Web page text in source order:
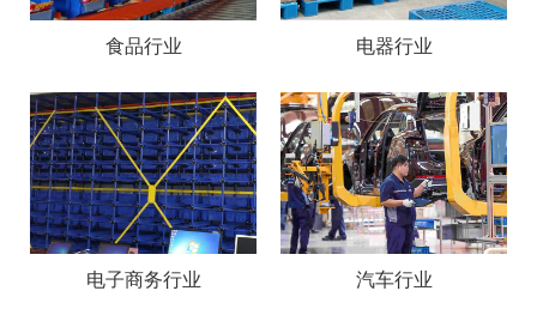
食品行业 电器行业
电子商务行业 汽车行业